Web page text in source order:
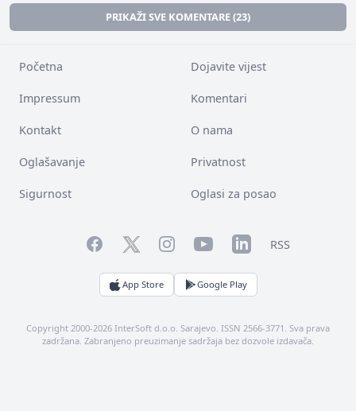
PRIKAŽI SVE KOMENTARE (23)
Početna Dojavite vijest
Impressum Komentari
Kontakt O nama
Oglašavanje Privatnost
Sigurnost Oglasi za posao
FacebookTwitterInstagramYouTubeLinkedInRSS
App Store Google Play
Copyright 2000-2026 InterSoft d.o.o. Sarajevo. ISSN 2566-3771. Sva prava
zadržana. Zabranjeno preuzimanje sadržaja bez dozvole izdavača.